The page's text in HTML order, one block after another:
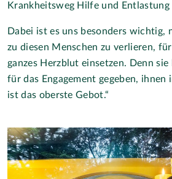
Krankheitsweg Hilfe und Entlastung
Dabei ist es uns besonders wichtig,
zu diesen Menschen zu verlieren,
ganzes Herzblut einsetzen. Denn sie
für das Engagement gegeben, ihnen
ist das oberste Gebot.“